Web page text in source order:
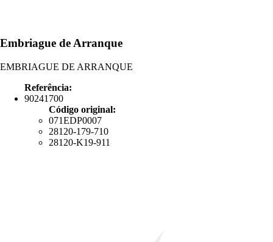
Embriague de Arranque
EMBRIAGUE DE ARRANQUE
Referência:
90241700
Código original:
071EDP0007
28120-179-710
28120-K19-911